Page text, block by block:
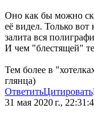
Оно как бы можно
её видел. Только
залита вся
И чем "блестящей"
Тем более в
глянца)
ОтветитьЦитировать
31 мая 2020 г.,